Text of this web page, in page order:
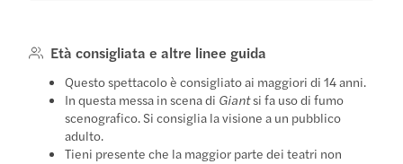
Età consigliata e altre linee guida
Questo spettacolo è consigliato ai maggiori di 14 anni.
In questa messa in scena di Giantsi fa uso di fumo
scenografico. Si consiglia la visione a un pubblico
adulto.
Tieni presente che la maggior parte dei teatri non